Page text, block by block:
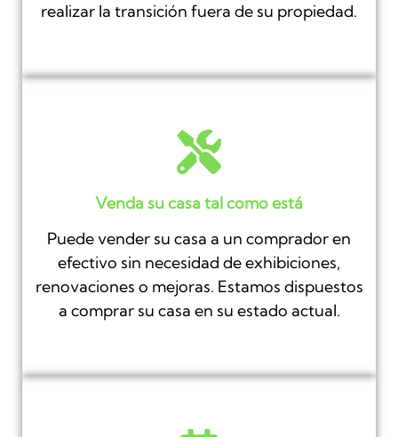
realizar la transición fuera de su propiedad.
Venda su casa tal como está
Puede vender su casa a un comprador en
efectivo sin necesidad de exhibiciones,
renovaciones o mejoras. Estamos dispuestos
a comprar su casa en su estado actual.